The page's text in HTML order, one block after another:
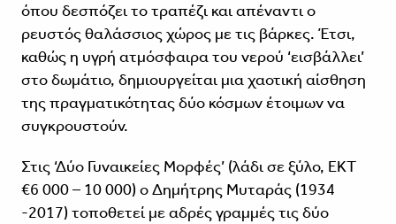
όπου δεσπόζει το τραπέζι και απέναντι ο
ρευστός θαλάσσιος χώρος με τις βάρκες. Έτσι,
καθώς η υγρή ατμόσφαιρα του νερού ‘εισβάλλει’
στο δωμάτιο, δημιουργείται μια χαοτική αίσθηση
της πραγματικότητας δύο κόσμων έτοιμων να
συγκρουστούν.
Στις ‘Δύο Γυναικείες Μορφές’ (λάδι σε ξύλο, ΕΚΤ
€6 000 – 10 000) ο Δημήτρης Μυταράς (1934
-2017) τοποθετεί με αδρές γραμμές τις δύο